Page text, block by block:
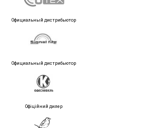
Официальный дистрибьютор
Официальный дистрибьютор
Офіційний дилер